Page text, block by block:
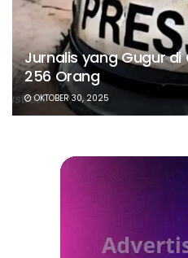
Jurnalis yang Gugur
256 Orang
OKTOBER 30, 2025